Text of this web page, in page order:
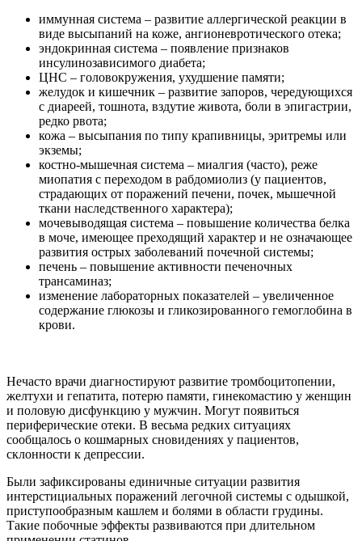
иммунная система – развитие аллергической реакции в
виде высыпаний на коже, ангионевротического отека;
эндокринная система – появление признаков
инсулинозависимого диабета;
ЦНС – головокружения, ухудшение памяти;
желудок и кишечник – развитие запоров, чередующихся
с диареей, тошнота, вздутие живота, боли в эпигастрии,
редко рвота;
кожа – высыпания по типу крапивницы, эритремы или
экземы;
костно-мышечная система – миалгия (часто), реже
миопатия с переходом в рабдомиолиз (у пациентов,
страдающих от поражений печени, почек, мышечной
ткани наследственного характера);
мочевыводящая система – повышение количества белка
в моче, имеющее преходящий характер и не означающее
развития острых заболеваний почечной системы;
печень – повышение активности печеночных
трансаминаз;
изменение лабораторных показателей – увеличенное
содержание глюкозы и гликозированного гемоглобина в
крови.
Нечасто врачи диагностируют развитие тромбоцитопении,
желтухи и гепатита, потерю памяти, гинекомастию у женщин
и половую дисфункцию у мужчин. Могут появиться
периферические отеки. В весьма редких ситуациях
сообщалось о кошмарных сновидениях у пациентов,
склонности к депрессии.
Были зафиксированы единичные ситуации развития
интерстициальных поражений легочной системы с одышкой,
приступообразным кашлем и болями в области грудины.
Такие побочные эффекты развиваются при длительном